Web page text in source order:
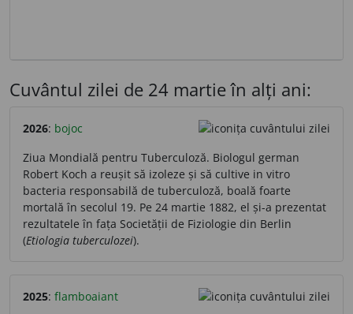
Cuvântul zilei de 24 martie în alți ani:
2026: bojoc
Ziua Mondială pentru Tuberculoză. Biologul german
Robert Koch a reușit să izoleze și să cultive in vitro
bacteria responsabilă de tuberculoză, boală foarte
mortală în secolul 19. Pe 24 martie 1882, el și-a prezentat
rezultatele în fața Societății de Fiziologie din Berlin
(Etiologia tuberculozei).
2025: flamboaiant